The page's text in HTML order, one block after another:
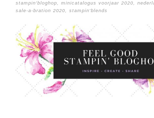
stampin'bloghop,minicatalogus voorjaar 2020,
sale-a-bration 2020,stampin'blends